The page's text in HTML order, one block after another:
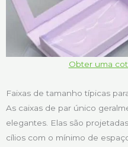
Obter uma
Faixas de tamanho típicas
As caixas de par único
elegantes. Elas são
cílios com o mínimo de